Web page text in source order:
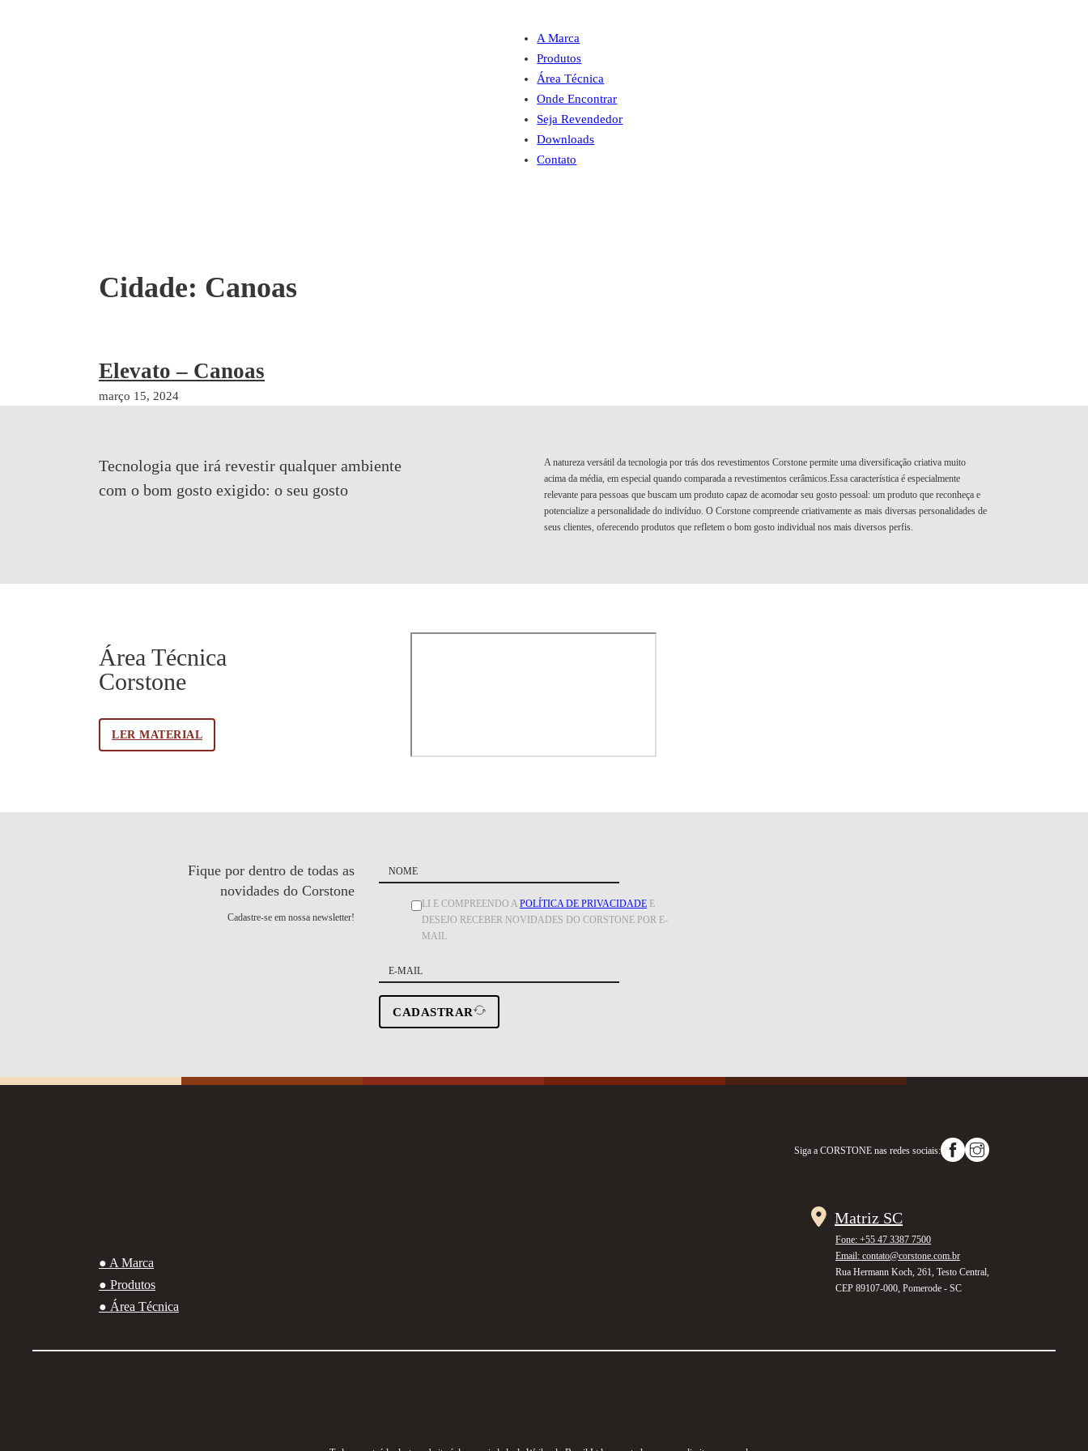
A Marca
Produtos
Área Técnica
Onde Encontrar
Seja Revendedor
Downloads
Contato
Cidade: Canoas
Elevato – Canoas
março 15, 2024
Tecnologia que irá revestir qualquer ambiente
com o bom gosto exigido: o seu gosto
A natureza versátil da tecnologia por trás dos revestimentos Corstone permite uma diversificação criativa muito
acima da média, em especial quando comparada a revestimentos cerâmicos.Essa característica é especialmente
relevante para pessoas que buscam um produto capaz de acomodar seu gosto pessoal: um produto que reconheça e
potencialize a personalidade do indivíduo. O Corstone compreende criativamente as mais diversas personalidades de
seus clientes, oferecendo produtos que refletem o bom gosto individual nos mais diversos perfis.
Área Técnica
Corstone
LER MATERIAL
Fique por dentro de todas as
novidades do Corstone
Cadastre-se em nossa newsletter!
LI E COMPREENDO A POLÍTICA DE PRIVACIDADE E
DESEJO RECEBER NOVIDADES DO CORSTONE POR E-
MAIL
CADASTRAR
● A Marca
● Produtos
● Área Técnica
Siga a CORSTONE nas redes sociais:
Matriz SC
Fone: +55 47 3387 7500
Email: contato@corstone.com.br
Rua Hermann Koch, 261, Testo Central,
CEP 89107-000, Pomerode - SC